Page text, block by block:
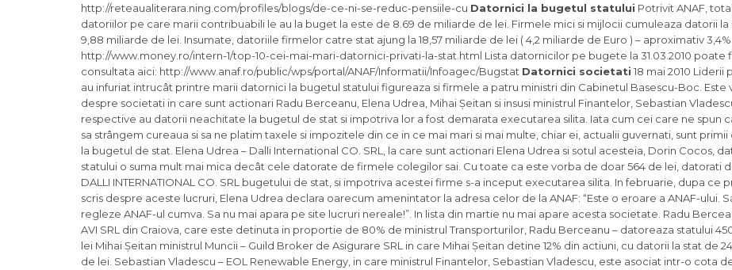
http://reteaualiterara.ning.com/profiles/blogs/de-ce-ni-se-reduc-pensiile-cu Datornici la bugetul statului Potrivit ANAF,
datoriilor pe care marii contribuabili le au la buget la este de 8.69 de miliarde de lei. Firmele mici si mijlocii cumuleaza datorii la
9,88 miliarde de lei. Insumate, datoriile firmelor catre stat ajung la 18,57 miliarde de lei ( 4,2 miliarde de Euro ) – aproximativ 3,4%
http://www.money.ro/intern-1/top-10-cei-mai-mari-datornici-privati-la-stat.html Lista datornicilor pe bugete la 31.03.2010 poate
consultata aici: http://www.anaf.ro/public/wps/portal/ANAF/Informatii/Infoagec/Bugstat Datornici societati 18 mai 2010 Liderii
au infuriat intrucât printre marii datornici la bugetul statului figureaza si firmele a patru ministri din Cabinetul Basescu-Boc. Este
despre societati in care sunt actionari Radu Berceanu, Elena Udrea, Mihai Șeitan si insusi ministrul Finantelor, Sebastian
respective au datorii neachitate la bugetul de stat si impotriva lor a fost demarata executarea silita. Iata cum cei care ne spun
sa strângem cureaua si sa ne platim taxele si impozitele din ce in ce mai mari si mai multe, chiar ei, actualii guvernati, sunt
la bugetul de stat. Elena Udrea – Dalli International CO. SRL, la care sunt actionari Elena Udrea si sotul acesteia, Dorin Cocos,
statului o suma mult mai mica decât cele datorate de firmele colegilor sai. Cu toate ca este vorba de doar 564 de lei, datorati
DALLI INTERNATIONAL CO. SRL bugetului de stat, si impotriva acestei firme s-a inceput executarea silita. In februarie, dupa ce
scris despre aceste lucruri, Elena Udrea declara oarecum amenintator la adresa celor de la ANAF: “Este o eroare a ANAF-ului.
regleze ANAF-ul cumva. Sa nu mai apara pe site lucruri nereale!”. In lista din martie nu mai apare acesta societate. Radu
AVI SRL din Craiova, care este detinuta in proportie de 80% de ministrul Transporturilor, Radu Berceanu – datoreaza statului
lei Mihai Șeitan ministrul Muncii – Guild Broker de Asigurare SRL in care Mihai Șeitan detine 12% din actiuni, cu datorii la stat de
de lei. Sebastian Vladescu – EOL Renewable Energy, in care ministrul Finantelor, Sebastian Vladescu, este asociat intr-o cota de